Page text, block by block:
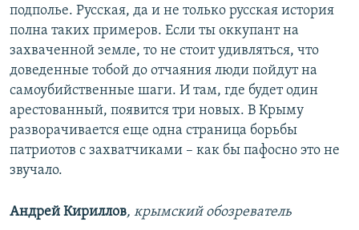
подполье. Русская, да и не только русская история
полна таких примеров. Если ты оккупант на
захваченной земле, то не стоит удивляться, что
доведенные тобой до отчаяния люди пойдут на
самоубийственные шаги. И там, где будет один
арестованный, появится три новых. В Крыму
разворачивается еще одна страница борьбы
патриотов с захватчиками – как бы пафосно это не
звучало.
Андрей Кириллов, крымский обозреватель